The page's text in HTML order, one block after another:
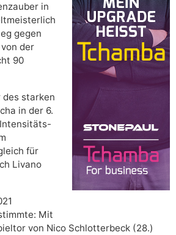
in
gegen
der
90
des starken
in der 6.
für
Livano
Mit
von Nico Schlotterbeck (28.)